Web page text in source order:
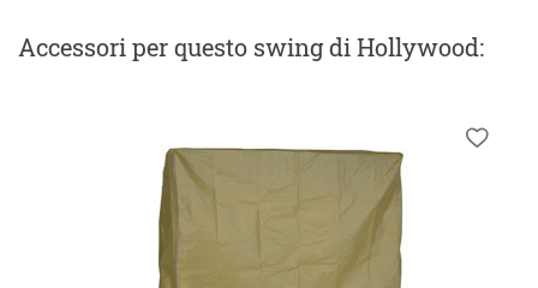
Accessoriper questo swing di Hollywood: